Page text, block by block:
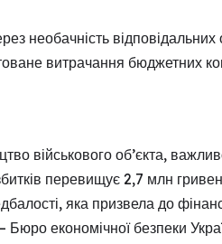
необачність
витрачання бюджетних
військового об’єкта,
перевищує 2,7 млн
яка призвела до
економічної безпеки